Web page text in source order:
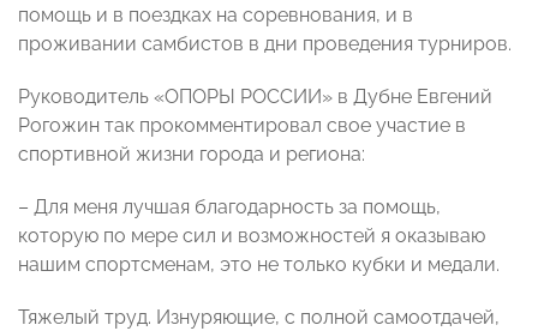
помощь и в поездках на соревнования, и в
проживании самбистов в дни проведения турниров.
Руководитель «ОПОРЫ РОССИИ» в Дубне Евгений
Рогожин так прокомментировал свое участие в
спортивной жизни города и региона:
– Для меня лучшая благодарность за помощь,
которую по мере сил и возможностей я оказываю
нашим спортсменам, это не только кубки и медали.
Тяжелый труд. Изнуряющие, с полной самоотдачей,